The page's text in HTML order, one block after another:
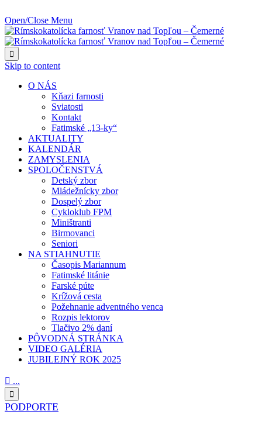
Open/Close Menu

Skip to content
O NÁS
Kňazi farnosti
Sviatosti
Kontakt
Fatimské „13-ky“
AKTUALITY
KALENDÁR
ZAMYSLENIA
SPOLOČENSTVÁ
Detský zbor
Mládežnícky zbor
Dospelý zbor
Cykloklub FPM
Miništranti
Birmovanci
Seniori
NA STIAHNUTIE
Časopis Mariannum
Fatimské litánie
Farské púte
Krížová cesta
Požehnanie adventného venca
Rozpis lektorov
Tlačivo 2% daní
PÔVODNÁ STRÁNKA
VIDEO GALÉRIA
JUBILEJNÝ ROK 2025
 ...

PODPORTE